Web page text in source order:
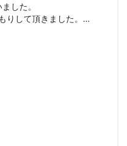
した。
りして頂きました。
とても聞いになっており
いしようと思います。